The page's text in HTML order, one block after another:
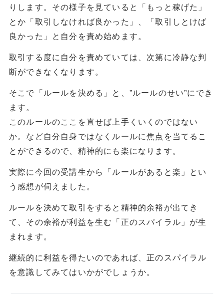
りします。その様子を見ていると「もっと稼げた」
とか「取引しなければ良かった」、「取引しとけば
良かった」と自分を責め始めます。
取引する度に自分を責めていては、次第に冷静な判
断ができなくなります。
そこで「ルールを決める」と、”ルールのせい”にでき
ます。
このルールのここを直せば上手くいくのではない
か。など自分自身ではなくルールに焦点を当てるこ
とができるので、精神的にも楽になります。
実際に今回の受講生から「ルールがあると楽」とい
う感想が伺えました。
ルールを決めて取引をすると精神的余裕が出てき
て、その余裕が利益を生む「正のスパイラル」が生
まれます。
継続的に利益を得たいのであれば、正のスパイラル
を意識してみてはいかがでしょうか。